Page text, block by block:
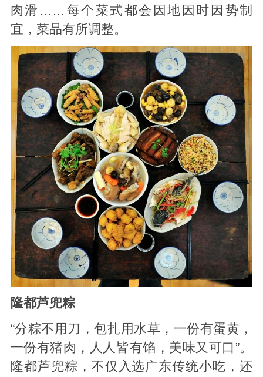
肉滑……每个菜式都会因地因时因势制
宜，菜品有所调整。
隆都芦兜粽
“分粽不用刀，包扎用水草，一份有蛋黄，
一份有猪肉，人人皆有馅，美味又可口”。
隆都芦兜粽，不仅入选广东传统小吃，还